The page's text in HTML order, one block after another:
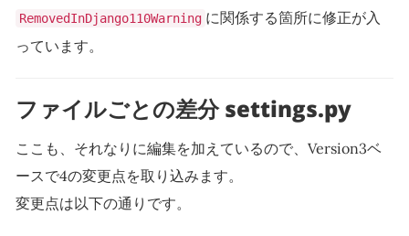
RemovedInDjango110Warning に関係する箇所に修正が入
っています。
ファイルごとの差分 settings.py
ここも、それなりに編集を加えているので、Version3ベ
ースで4の変更点を取り込みます。
変更点は以下の通りです。